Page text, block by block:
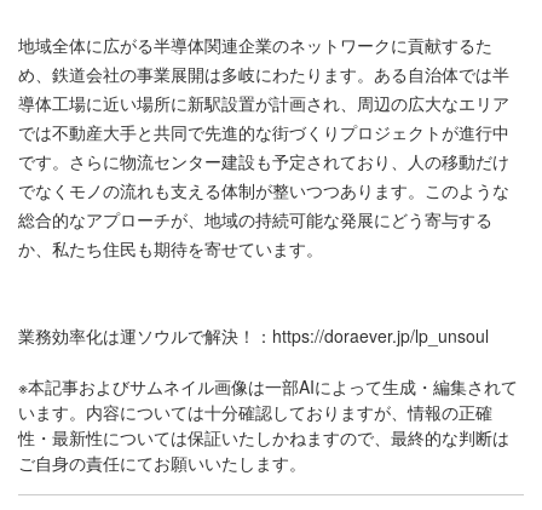
地域全体に広がる半導体関連企業のネットワークに貢献するた
め、鉄道会社の事業展開は多岐にわたります。ある自治体では半
導体工場に近い場所に新駅設置が計画され、周辺の広大なエリア
では不動産大手と共同で先進的な街づくりプロジェクトが進行中
です。さらに物流センター建設も予定されており、人の移動だけ
でなくモノの流れも支える体制が整いつつあります。このような
総合的なアプローチが、地域の持続可能な発展にどう寄与する
か、私たち住民も期待を寄せています。
業務効率化は運ソウルで解決！： https://doraever.jp/lp_unsoul
※本記事およびサムネイル画像は一部AIによって生成・編集されて
います。内容については十分確認しておりますが、情報の正確
性・最新性については保証いたしかねますので、最終的な判断は
ご自身の責任にてお願いいたします。